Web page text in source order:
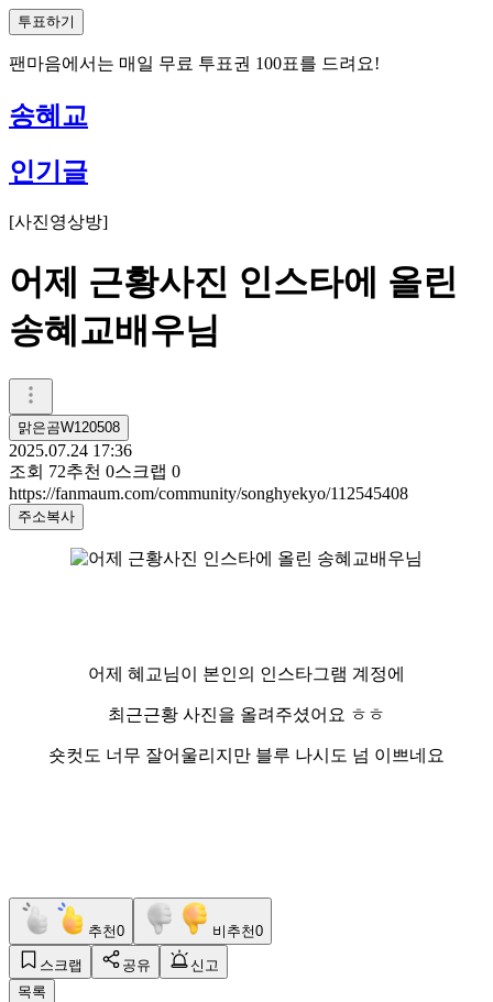
투표하기
팬마음에서는 매일 무료 투표권 100표를 드려요!
송혜교
인기글
[사진영상방]
어제 근황사진 인스타에 올린
송혜교배우님
맑은곰W120508
2025.07.24 17:36
조회 72추천 0스크랩 0
https://fanmaum.com/community/songhyekyo/112545408
주소복사
어제 혜교님이 본인의 인스타그램 계정에
최근근황 사진을 올려주셨어요 ㅎㅎ
숏컷도 너무 잘어울리지만 블루 나시도 넘 이쁘네요
추천0 비추천0
스크랩 공유
신고
목록